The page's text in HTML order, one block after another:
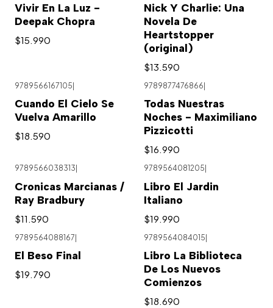
Vivir En La Luz -
Deepak Chopra
$15.990
Nick Y Charlie: Una
Novela De
Heartstopper
(original)
$13.590
9789566167105
Cuando El Cielo Se
Vuelva Amarillo
$18.590
9789877476866
Todas Nuestras
Noches - Maximiliano
Pizzicotti
$16.990
9789566038313
Cronicas Marcianas /
Ray Bradbury
$11.590
9789564081205
Libro El Jardin
Italiano
$19.990
9789564088167
El Beso Final
$19.790
9789564084015
Libro La Biblioteca
De Los Nuevos
Comienzos
$18.690